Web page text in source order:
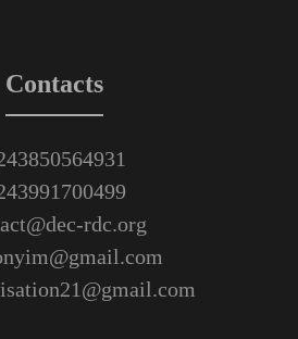
Contacts
rdc.org